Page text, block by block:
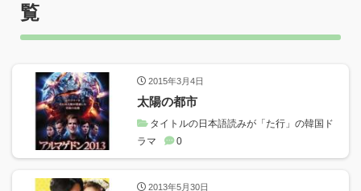
覧
2015年3月4日
太陽の都市
タイトルの日本語読みが「た行」の韓国ド
ラマ
0
2013年5月30日